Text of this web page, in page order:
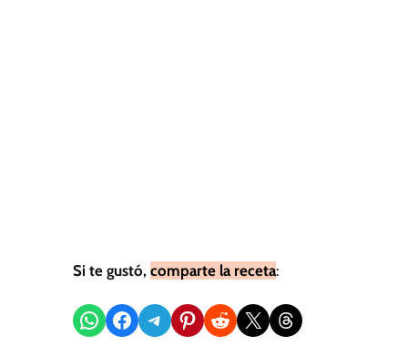
Si te gustó, comparte la receta:
Compartir en WhatsApp
Compartir en Facebook
Compartir en Telegram
Compartir en Pinterest
Compartir en Reddit
Compartir en X Share on Threads